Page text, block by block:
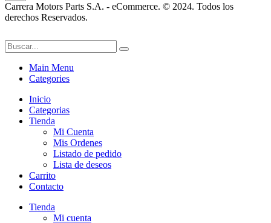
Carrera Motors Parts S.A. - eCommerce. © 2024. Todos los
derechos Reservados.
Main Menu
Categories
Inicio
Categorias
Tienda
Mi Cuenta
Mis Ordenes
Listado de pedido
Lista de deseos
Carrito
Contacto
Tienda
Mi cuenta